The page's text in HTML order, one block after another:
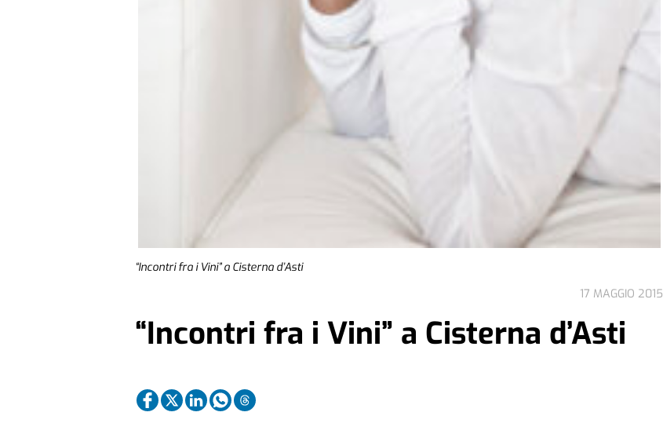
“Incontri fra i Vini” a Cisterna d’Asti
17 MAGGIO 2015
“Incontri fra i Vini” a Cisterna d’Asti